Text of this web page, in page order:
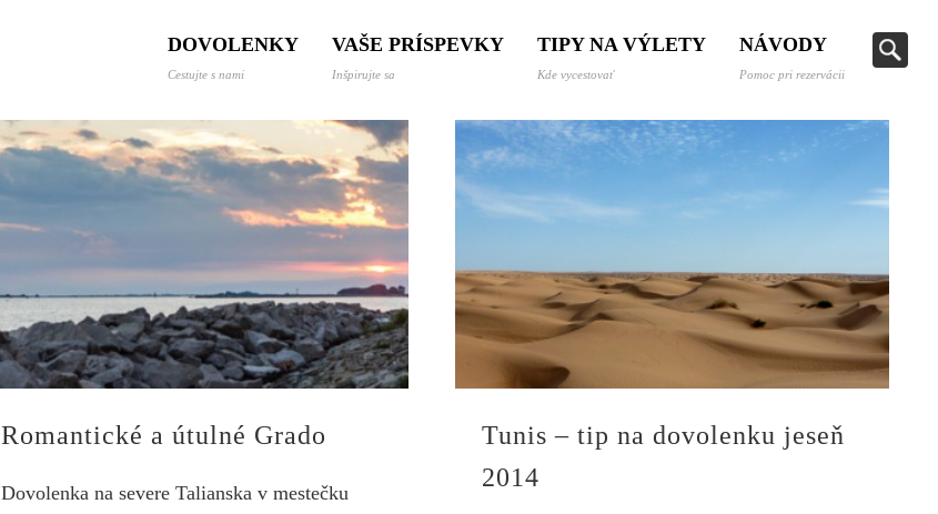
DOVOLENKY
Cestujte s nami
VAŠE PRÍSPEVKY
Inšpirujte sa
TIPY NA VÝLETY
Kde vycestovať
NÁVODY
Pomoc pri rezervácii
Romantické a útulné Grado
Dovolenka na severe Talianska v mestečku
Tunis – tip na dovolenku jeseň
2014